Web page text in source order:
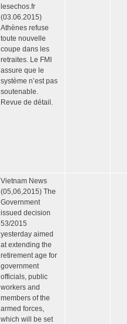
lesechos.fr
(03.06.2015)
Athènes refuse
toute nouvelle
coupe dans les
retraites. Le FMI
assure que le
système n’est pas
soutenable.
Revue de détail.
Vietnam News
(05,06,2015) The
Government
issued decision
53/2015
yesterday aimed
at extending the
retirement age for
government
officials, public
workers and
members of the
armed forces,
which will be set